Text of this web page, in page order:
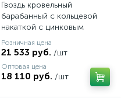
Гвоздь кровельный
барабанный с кольцевой
накаткой с цинковым
покрытием 3,1 х 22 мм
9000 шт. AERO
Розничная цена
21 533 руб. /шт
Оптовая цена
18 110 руб. /шт